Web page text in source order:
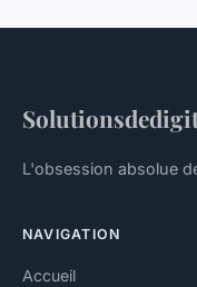
L'obsession absolue
NAVIGATION
Accueil